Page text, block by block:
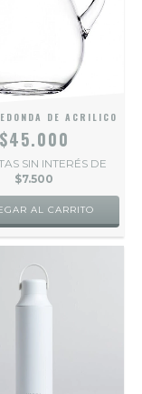
DE ACRILICO
$45.000
SIN INTERÉS DE
$7.500